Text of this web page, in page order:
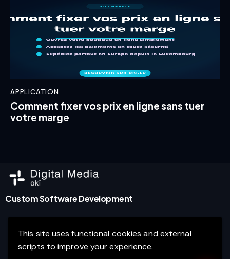
This site uses functional cookies and external
scripts to improve your experience.
APPLICATION
Comment fixer vos prix en ligne sans tuer
votre marge
Custom Software Development
Agence de marketing digital et développement de
logiciels d’entreprise à Luxembourg.